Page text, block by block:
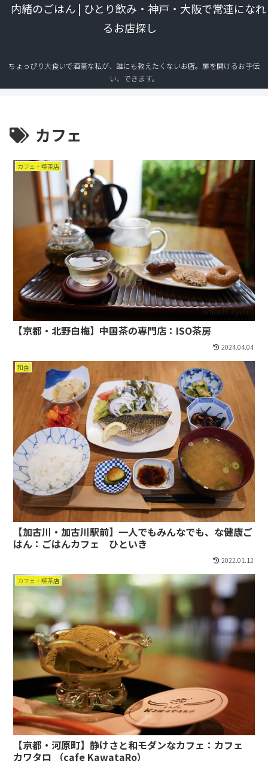
内緒のごはん | ひとり飲み・神戸・大阪で常連になれ
るお店探し
ちょっぴり大食いで酒豪な私が、誰にも教えたくないお店。扉を開けるお手伝
い、できます。
カフェ
カフェ・喫茶店
【京都・北野白梅】中国茶の専門店：ISO茶房
2024.04.04
和食
【加古川・加古川駅前】一人でもみんなでも、な健康ご
はん：ごはんカフェ ひといき
2022.01.12
カフェ・喫茶店
【京都・河原町】静けさと和モダンなカフェ：カフェ
カワタロ （cafe KawataRo）